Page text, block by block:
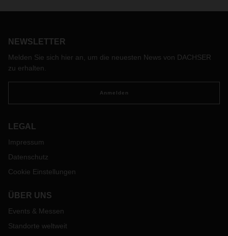
NEWSLETTER
Melden Sie sich hier an, um die neuesten News von DACHSER
zu erhalten.
Anmelden
LEGAL
Impressum
Datenschutz
Cookie Einstellungen
ÜBER UNS
Events & Messen
Standorte weltweit